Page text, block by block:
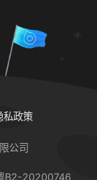
私政策
公司
B2-20200746